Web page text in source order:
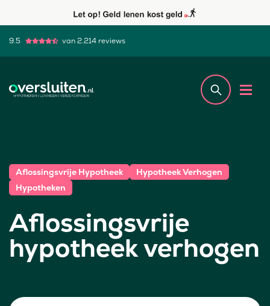
9.5 van 2.214 reviews
Aflossingsvrije Hypotheek
Hypotheek Verhogen
Hypotheken
Aflossingsvrije
hypotheek verhogen